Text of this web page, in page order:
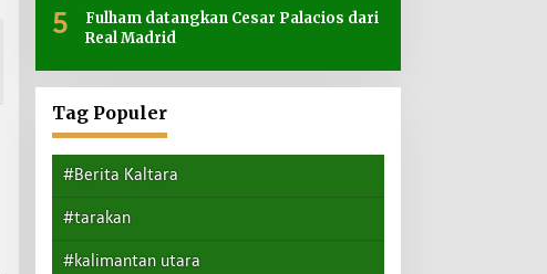
5
Fulham datangkan Cesar Palacios dari
Real Madrid
Tag Populer
#Berita Kaltara
#tarakan
#kalimantan utara